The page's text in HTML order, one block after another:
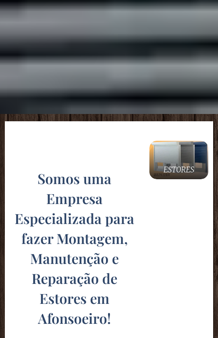
ESTORES
Somos uma
Empresa
Especializada para
fazer Montagem,
Manutenção e
Reparação de
Estores em
Afonsoeiro!